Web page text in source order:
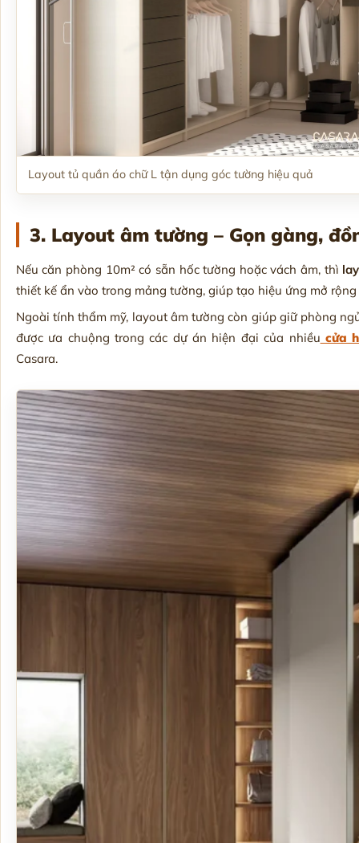
Layout tủ quần áo chữ L tận dụng góc tường hiệu quả
3. Layout âm tường – Gọn gàng,
Nếu căn phòng 10m² có sẵn hốc tường hoặc vách âm, thì
thiết kế ẩn vào trong mảng tường, giúp tạo hiệu ứng mở
Ngoài tính thẩm mỹ, layout âm tường còn giúp giữ phòng
được ưa chuộng trong các dự án hiện đại của nhiều cửa
Casara.